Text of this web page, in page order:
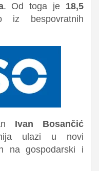
. Od toga je 18,5
iz bespovratnih
Ivan Bosančić
ulazi u novi
na gospodarski i